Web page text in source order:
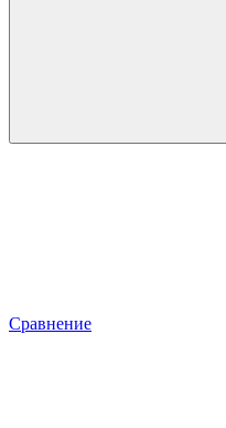
Сравнение